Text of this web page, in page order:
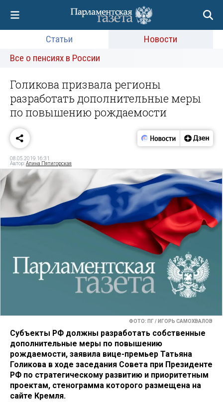
Статьи
Новости
Все о пенсиях в России
Голикова призвала регионы
разработать дополнительные меры
по повышению рождаемости
08.05.2019 16:31
Автор:Алина Пятигорская
ФОТО: ПГ / ИГОРЬ САМОХВАЛОВ
Субъекты РФ должны разработать собственные
дополнительные меры по повышению
рождаемости, заявила вице-премьер Татьяна
Голикова в ходе заседания Совета при Президенте
РФ по стратегическому развитию и приоритетным
проектам, стенограмма которого размещена на
сайте Кремля.